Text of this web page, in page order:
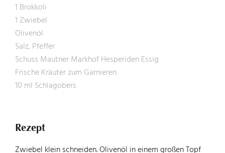
1 Brokkoli
1 Zwiebel
Olivenöl
Salz, Pfeffer
Schuss Mautner Markhof Hesperiden Essig
Frische Kräuter zum Garnieren
10 ml Schlagobers
Rezept
Zwiebel klein schneiden. Olivenöl in einem großen Topf